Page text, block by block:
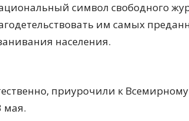
символ свободного
им самых
населения.
приурочили к
мая.